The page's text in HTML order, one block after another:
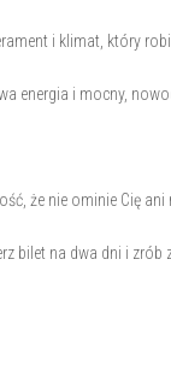
i klimat, który
energia i mocny,
że nie ominie Cię ani
bilet na dwa dni i